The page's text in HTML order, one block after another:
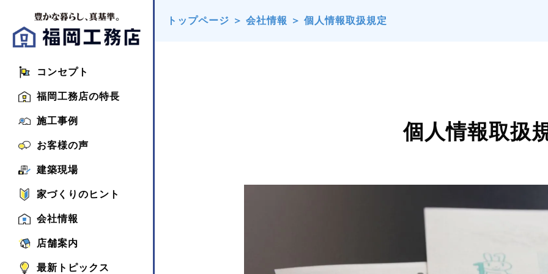
コンセプト
福岡工務店の特長
施工事例
お客様の声
建築現場
家づくりのヒント
会社情報
店舗案内
最新トピックス
トップページ ＞ 会社情報 ＞ 個人情報取扱規定
個人情報取扱